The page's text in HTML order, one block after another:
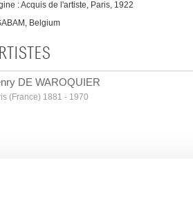
: Acquis de l'artiste, Paris, 1922
Belgium
DE WAROQUIER
(France) 1881 - 1970